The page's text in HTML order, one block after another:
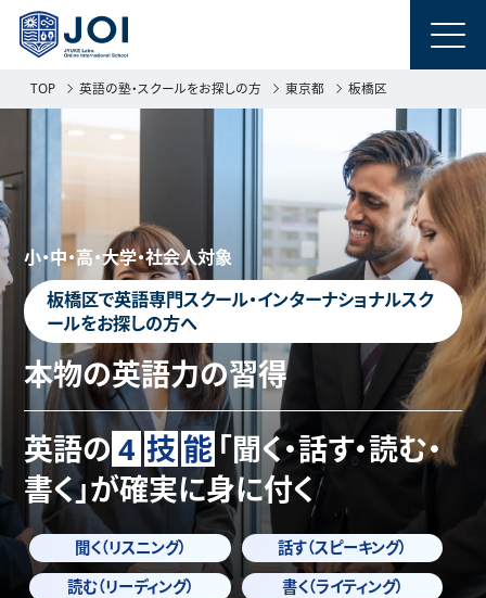
TOP 英語の塾・スクールをお探しの方 東京都 板橋区
小・中・高・大学・社会人対象
板橋区で英語専門スクール・インターナショナルスク
ールをお探しの方へ
本物の英語力の習得
英語の 4 技能 「聞く・話す・読む・
書く」が確実に身に付く
聞く（リスニング）
話す（スピーキング）
読む（リーディング）
書く（ライティング）